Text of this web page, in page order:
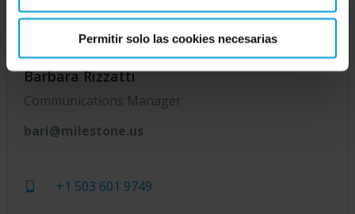
Permitir solo las cookies necesarias
Americas
Barbara Rizzatti
Communications Manager
bari@milestone.us
+1 503 601 9749